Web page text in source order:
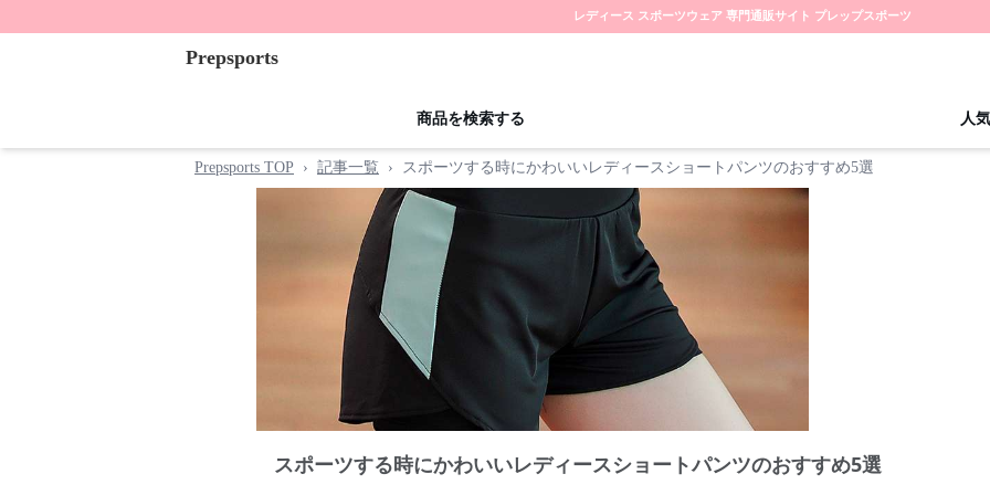
レディース スポーツウェア 専門通販サイト プレップスポーツ
Prepsports
商品を検索する 人
Prepsports TOP › 記事一覧 › スポーツする時にかわいいレディースショートパンツのおすすめ5選
スポーツする時にかわいいレディースショートパンツのおすすめ5選